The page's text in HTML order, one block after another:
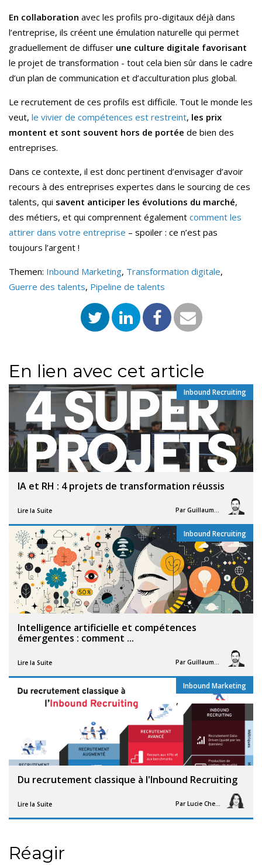
En collaboration avec les profils pro-digitaux déjà dans
l’entreprise, ils créent une émulation naturelle qui permet
graduellement de diffuser une culture digitale favorisant
le projet de transformation - tout cela bien sûr dans le cadre
d’un plan de communication et d’acculturation plus global.
Le recrutement de ces profils est difficile. Tout le monde les
veut, le vivier de compétences est restreint, les prix
montent et sont souvent hors de portée de bien des
entreprises.
Dans ce contexte, il est donc pertinent d’envisager d’avoir
recours à des entreprises expertes dans le sourcing de ces
talents, qui savent anticiper les évolutions du marché,
des métiers, et qui comprennent également comment les
attirer dans votre entreprise – spoiler : ce n’est pas
toujours l’argent !
Themen: Inbound Marketing, Transformation digitale,
Guerre des talents, Pipeline de talents
En lien avec cet article
IA et RH : 4 projets de transformation réussis
Lire la Suite Par Guillaume Vigneron
Inbound Recruiting
,
Intelligence artificielle et compétences
émergentes : comment ...
Lire la Suite Par Guillaume Vigneron
Inbound Recruiting
,
Du recrutement classique à l'Inbound Recruiting
Lire la Suite Par Lucie Chesné
Inbound Marketing
,
Réagir